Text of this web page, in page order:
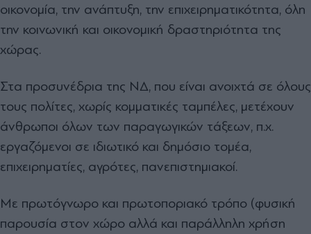
οικονομία, την ανάπτυξη, την επιχειρηματικότητα, όλη
την κοινωνική και οικονομική δραστηριότητα της
χώρας.
Στα προσυνέδρια της ΝΔ, που είναι ανοιχτά σε όλους
τους πολίτες, χωρίς κομματικές ταμπέλες, μετέχουν
άνθρωποι όλων των παραγωγικών τάξεων, π.χ.
εργαζόμενοι σε ιδιωτικό και δημόσιο τομέα,
επιχειρηματίες, αγρότες, πανεπιστημιακοί.
Με πρωτόγνωρο και πρωτοποριακό τρόπο (φυσική
παρουσία στον χώρο αλλά και παράλληλη χρήση